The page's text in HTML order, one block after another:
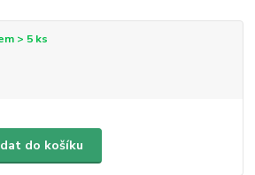
> 5 ks
do košíku